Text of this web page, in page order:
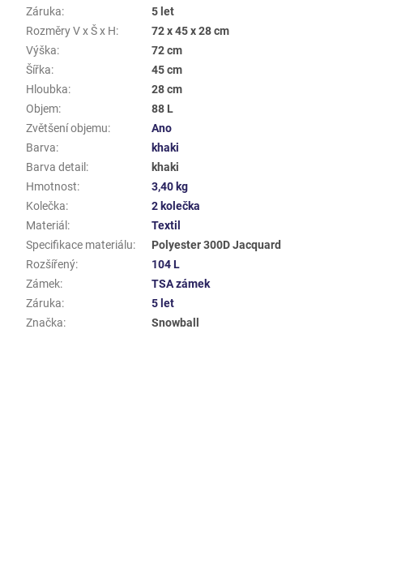
Záruka:
5 let
Rozměry V x Š x H:
72 x 45 x 28 cm
Výška:
72 cm
Šířka:
45 cm
Hloubka:
28 cm
Objem:
88 L
Zvětšení objemu:
Ano
Barva:
khaki
Barva detail :
khaki
Hmotnost:
3,40 kg
Kolečka:
2 kolečka
Materiál :
Textil
Specifikace materiálu:
Polyester 300D Jacquard
Rozšířený:
104 L
Zámek:
TSA zámek
Záruka:
5 let
Značka: Snowball